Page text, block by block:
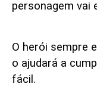
personagem vai
O herói sempre
o ajudará a
fácil.